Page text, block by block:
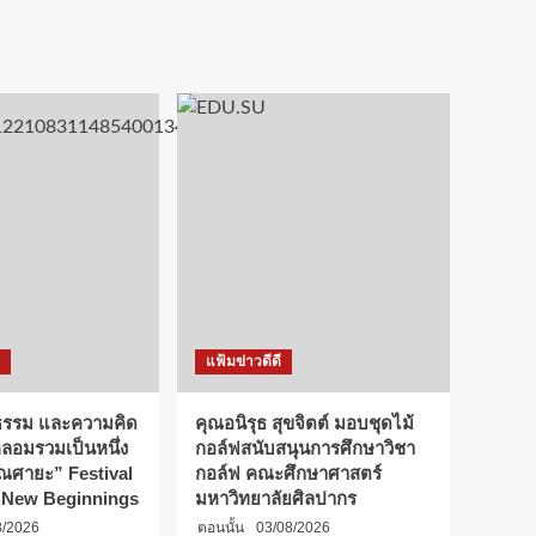
รม และความคิด
อมรวมเป็นหนึ่ง
ศายะ” Festival
Beginnings
2026
แฟ้มข่าวดีดี
คุณอนิรุธ สุขจิตต์ มอบชุดไม้
กอล์ฟสนับสนุนการศึกษาวิชา
กอล์ฟ คณะศึกษาศาสตร์
มหาวิทยาลัยศิลปากร
ตอนนั้น 03/08/2026